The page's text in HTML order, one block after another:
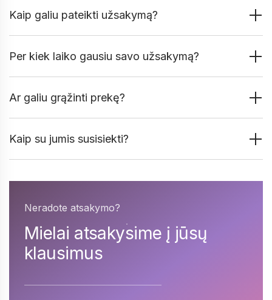
Kaip galiu pateikti užsakymą?
Per kiek laiko gausiu savo užsakymą?
Ar galiu grąžinti prekę?
Kaip su jumis susisiekti?
Neradote atsakymo?
Mielai atsakysime į jūsų
klausimus